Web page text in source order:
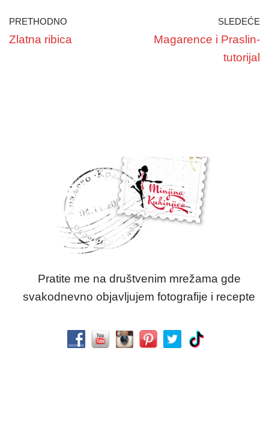
PRETHODNO
Zlatna ribica
SLEDEĆE
Magarence i Praslin-
tutorijal
Pratite me na društvenim mrežama gde
svakodnevno objavljujem fotografije i recepte